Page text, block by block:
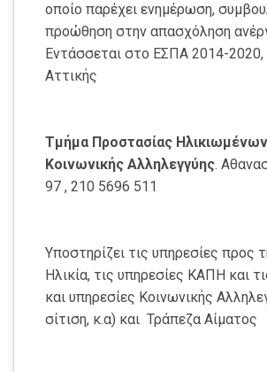
οποίο παρέχει ενημέρωση,
προώθηση στην απασχόληση
Εντάσσεται στο ΕΣΠΑ 2014-
Αττικής
Τμήμα Προστασίας Ηλικιωμένων
Κοινωνικής Αλληλεγγύης.
97 , 210 5696 511
Υποστηρίζει τις υπηρεσίες προς
Ηλικία, τις υπηρεσίες ΚΑΠΗ και
και υπηρεσίες Κοινωνικής
σίτιση, κ.α) και Τράπεζα Αίματος